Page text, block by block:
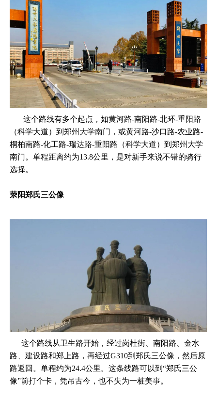
这个路线有多个起点，如黄河路-南阳路-北环-重阳路
（科学大道）到郑州大学南门，或黄河路-沙口路-农业路-
桐柏南路-化工路-瑞达路-重阳路（科学大道）到郑州大学
南门。单程距离约为13.8公里，是对新手来说不错的骑行
选择。
荥阳郑氏三公像
这个路线从卫生路开始，经过岗杜街、南阳路、金水
路、建设路和郑上路，再经过G310到郑氏三公像，然后原
路返回。单程约为24.4公里。这条线路可以到“郑氏三公
像”前打个卡，凭吊古今，也不失为一桩美事。